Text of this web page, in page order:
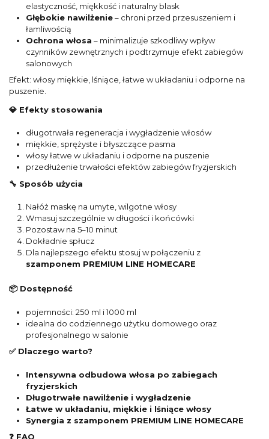
elastyczność, miękkość i naturalny blask
Głębokie nawilżenie– chroni przed przesuszeniem i
łamliwością
Ochrona włosa – minimalizuje szkodliwy wpływ
czynników zewnętrznych i podtrzymuje efekt zabiegów
salonowych
Efekt: włosy miękkie, lśniące, łatwe w układaniu i odporne na
puszenie.
💎 Efekty stosowania
długotrwała regeneracja i wygładzenie włosów
miękkie, sprężyste i błyszczące pasma
włosy łatwe w układaniu i odporne na puszenie
przedłużenie trwałości efektów zabiegów fryzjerskich
🔧 Sposób użycia
Nałóż maskę na umyte, wilgotne włosy
Wmasuj szczególnie w długości i końcówki
Pozostaw na 5–10 minut
Dokładnie spłucz
Dla najlepszego efektu stosuj w połączeniu z
szamponem PREMIUM LINE HOMECARE
📦Dostępność
pojemności: 250 ml i 1000 ml
idealna do codziennego użytku domowego oraz
profesjonalnego w salonie
✅ Dlaczego warto?
Intensywna odbudowa włosa po zabiegach
fryzjerskich
Długotrwałe nawilżenie i wygładzenie
Łatwe w układaniu, miękkie i lśniące włosy
Synergia z szamponem PREMIUM LINE HOMECARE
❓ FAQ